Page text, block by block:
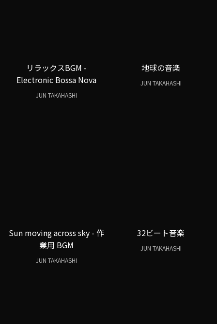
リラックスBGM -
Electronic Bossa Nova
JUN TAKAHASHI
地球の音楽
JUN TAKAHASHI
Sun moving across sky - 作
業用 BGM
JUN TAKAHASHI
32ビート音楽
JUN TAKAHASHI